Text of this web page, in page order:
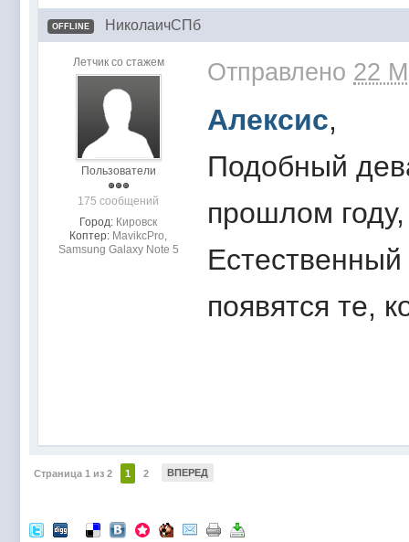
OFFLINE НиколаичСПб
Летчик со стажем
Пользователи
175 сообщений
Город: Кировск
Коптер: MavikcPro,
Samsung Galaxy Note 5
Отправлено 22
Алексис,
Подобный
прошлом
Естественный
появятся те,
Страница 1 из 2 1 2 ВПЕРЕД